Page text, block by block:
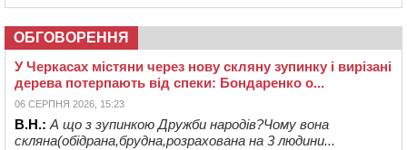
ОБГОВОРЕННЯ
У Черкасах містяни через нову скляну зупинку і вирізані
дерева потерпають від спеки: Бондаренко о...
06 СЕРПНЯ 2026, 15:23
В.Н.: А що з зупинкою Дружби народів?Чому вона
скляна(обідрана,брудна,розрахована на 3 людини...